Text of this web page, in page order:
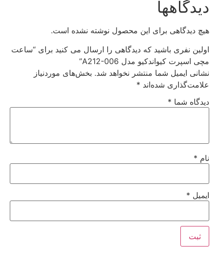
دیدگاهها
هیچ دیدگاهی برای این محصول نوشته نشده است.
اولین نفری باشید که دیدگاهی را ارسال می کنید برای “ساعت
مچی اسپرت کیواندکیو مدل A212-006”
نشانی ایمیل شما منتشر نخواهد شد. بخش‌های موردنیاز
علامت‌گذاری شده‌اند *
دیدگاه شما *
نام *
ایمیل *